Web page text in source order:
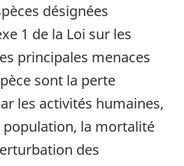
désignées
1 de la Loi sur les
principales menaces
sont la perte
les activités humaines,
population, la mortalité
des